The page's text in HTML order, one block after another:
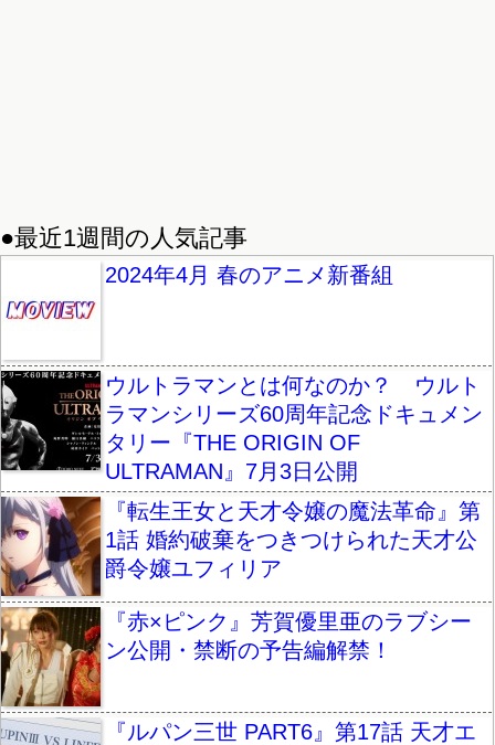
●最近1週間の人気記事
2024年4月 春のアニメ新番組
ウルトラマンとは何なのか？ ウルト
ラマンシリーズ60周年記念ドキュメン
タリー『THE ORIGIN OF
ULTRAMAN』7月3日公開
『転生王女と天才令嬢の魔法革命』第
1話 婚約破棄をつきつけられた天才公
爵令嬢ユフィリア
『赤×ピンク』芳賀優里亜のラブシー
ン公開・禁断の予告編解禁！
『ルパン三世 PART6』第17話 天才エ